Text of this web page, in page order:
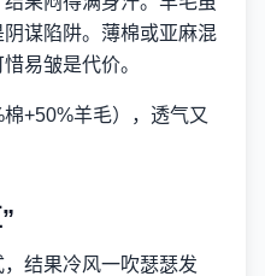
谋陷阱。薄棉或亚麻混
易皱是代价。
+50%羊毛），透气又
结果冷风一吹瑟瑟发